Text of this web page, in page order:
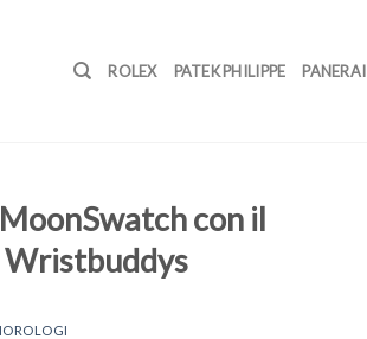
ROLEX PATEK PHILIPPE PANERAI
con il
Wristbuddys